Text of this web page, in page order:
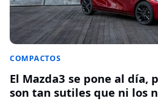
COMPACTOS
El Mazda3 se pone al día,
son tan sutiles que ni los